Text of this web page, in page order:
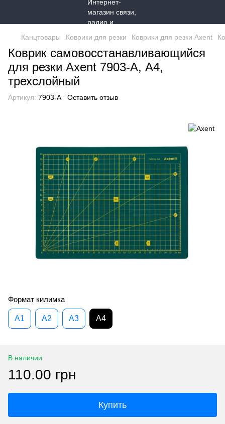
Канцтовары Коврики для резки Коврики для резки Axent
Коврик самовосстанавливающийся
для резки Axent 7903-A, А4,
трехслойный
Артикул: 7903-A Оставить отзыв
Формат килимка
A1 A2 A3 A4
В наличии
110.00 грн
Купить